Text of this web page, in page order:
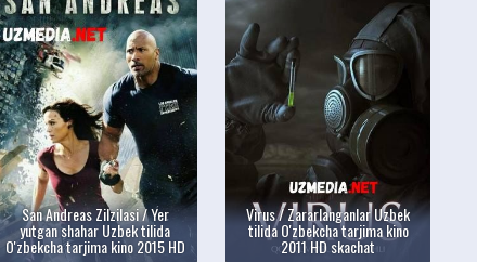
San Andreas Zilzilasi / Yer
yutgan shahar Uzbek tilida
O'zbekcha tarjima kino 2015 HD
Virus / Zararlanganlar Uzbek
tilida O'zbekcha tarjima kino
2011 HD skachat